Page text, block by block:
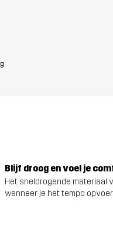
Blijf droog en voel je
Het sneldrogende materiaal
wanneer je het tempo